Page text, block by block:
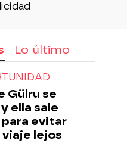
Lo último
Gülru se
ella sale
evitar
lejos